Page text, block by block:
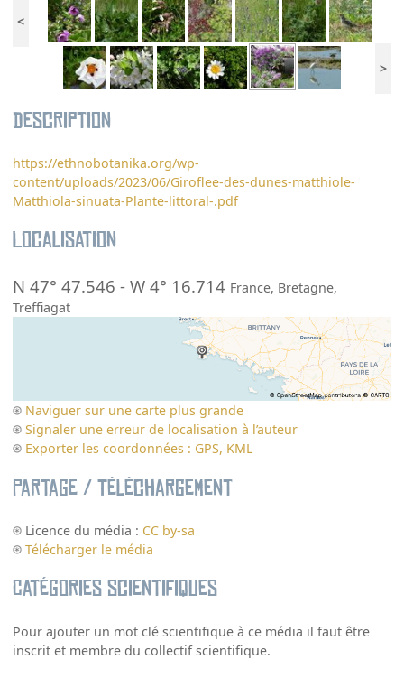
<
>
Description
https://ethnobotanika.org/wp-
content/uploads/2023/06/Giroflee-des-dunes-matthiole-
Matthiola-sinuata-Plante-littoral-.pdf
Localisation
N 47° 47.546 -W 4° 16.714 France, Bretagne,
Treffiagat
Naviguer sur une carte plus grande
Signaler une erreur de localisation à l’auteur
Exporter les coordonnées : GPS, KML
Partage / Téléchargement
Licence du média : CC by-sa
Télécharger le média
Catégories scientifiques
Pour ajouter un mot clé scientifique à ce média il faut être
inscrit et membre du collectif scientifique.